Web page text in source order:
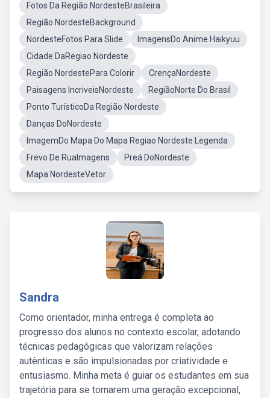
Fotos Da Região NordesteBrasileira
Região NordesteBackground
NordesteFotos Para Slide
ImagensDo Anime Haikyuu
Cidade DaRegiao Nordeste
Região NordestePara Colorir
CrençaNordeste
Paisagens IncriveisNordeste
RegiãoNorte Do Brasil
Ponto TurísticoDa Região Nordeste
Danças DoNordeste
ImagemDo Mapa Do Mapa Regiao Nordeste Legenda
Frevo De RuaImagens
Preá DoNordeste
Mapa NordesteVetor
Sandra
Como orientador, minha entrega é completa ao
progresso dos alunos no contexto escolar, adotando
técnicas pedagógicas que valorizam relações
autênticas e são impulsionadas por criatividade e
entusiasmo. Minha meta é guiar os estudantes em sua
trajetória para se tornarem uma geração excepcional,